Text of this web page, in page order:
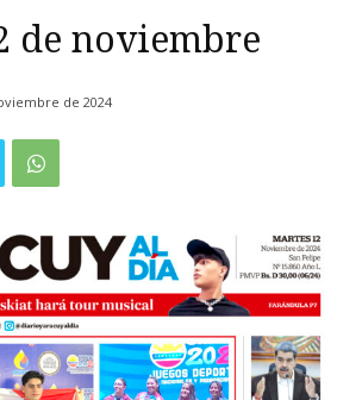
de noviembre
de 2024